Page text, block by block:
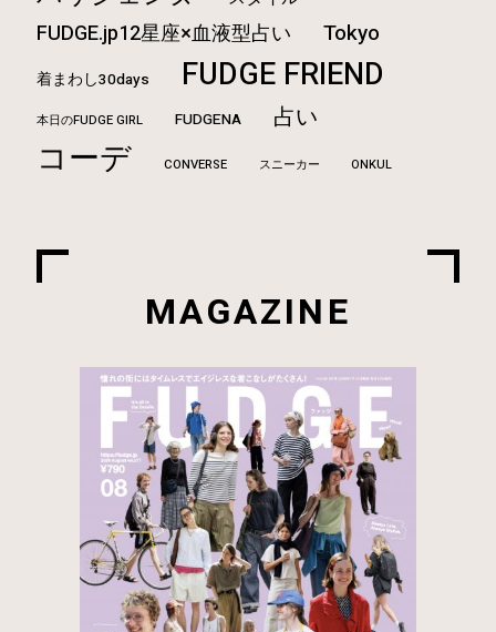
FUDGE.jp12星座×血液型占い Tokyo
着まわし30days FUDGE FRIEND
本日のFUDGE GIRL FUDGENA 占い
コーデ CONVERSE スニーカー ONKUL
MAGAZINE